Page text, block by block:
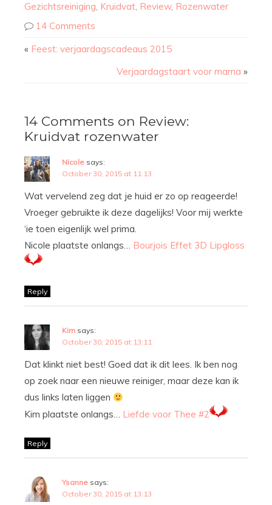
Gezichtsreiniging, Kruidvat, Review, Rozenwater
14 Comments
« Feest: verjaardagscadeaus 2015
Verjaardagstaart voor mama »
14 Comments on Review:
Kruidvat rozenwater
Nicole says:
October 30, 2015 at 11:13
Wat vervelend zeg dat je huid er zo op reageerde!
Vroeger gebruikte ik deze dagelijks! Voor mij werkte
‘ie toen eigenlijk wel prima.
Nicole plaatste onlangs… Bourjois Effet 3D Lipgloss
Reply
Kim says:
October 30, 2015 at 13:11
Dat klinkt niet best! Goed dat ik dit lees. Ik ben nog
op zoek naar een nieuwe reiniger, maar deze kan ik
dus links laten liggen
Kim plaatste onlangs… Liefde voor Thee #2
Reply
Ysanne says:
October 30, 2015 at 13:13